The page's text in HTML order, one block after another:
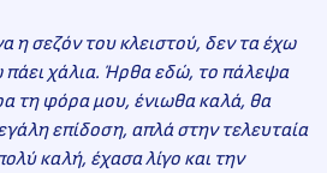
η σεζόν του κλειστού, δεν τα έχω
πάει χάλια. Ήρθα εδώ, το πάλεψα
τη φόρα μου, ένιωθα καλά, θα
επίδοση, απλά στην τελευταία
καλή, έχασα λίγο και την